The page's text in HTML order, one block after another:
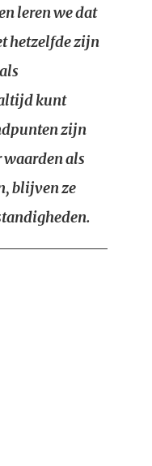
leren we dat
hetzelfde zijn
kunt
zijn
waarden als
blijven ze